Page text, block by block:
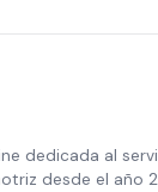
dedicada al
desde el año